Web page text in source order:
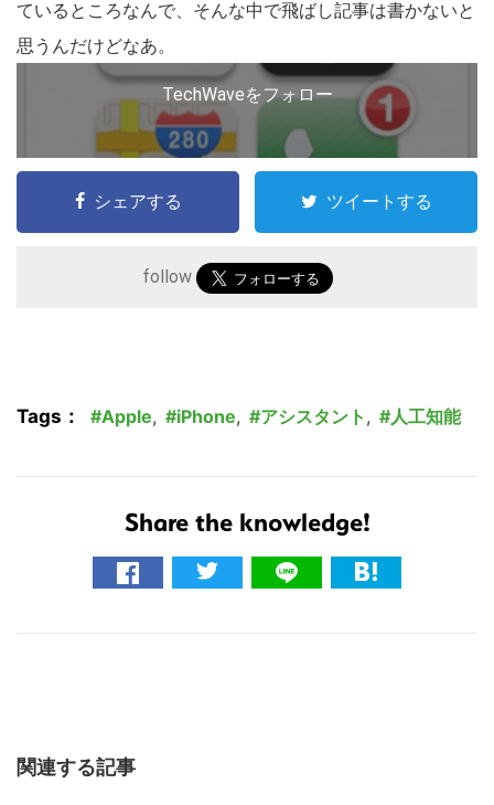
ているところなんで、そんな中で飛ばし記事は書かないと
思うんだけどなあ。
TechWaveをフォロー
シェアする ツイートする
follow
Tags： Apple, iPhone, アシスタント , 人工知能
Share the knowledge!
関連する記事
サ